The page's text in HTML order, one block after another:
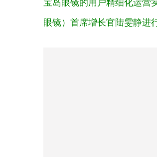
宝岛眼镜的用户精细化运营
眼镜）首席增长官陆雯静进